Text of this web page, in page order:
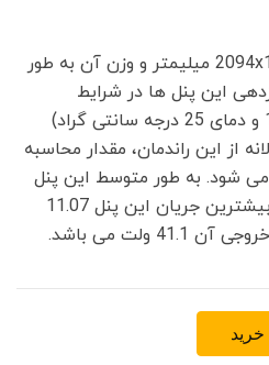
این پنل دارای ابعاد 2094x1038x35 میلیمتر و وزن آن به طور
بازدهی این پنل ها در شرایط
استادارد ( تابش 1000w/m2 و دمای 25 درجه سانتی گراد)
از این راندمان، مقدار محاسبه
شود. به طور متوسط این پنل
ها تا 40 سال عمر می کنند. بیشترین جریان این پنل 11.07
ولت می باشد.
خرید